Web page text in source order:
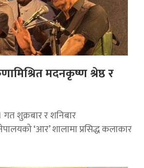
मदनकृष्ण श्रेष्ठ र
शुक्रबार र शनिबार
‘आर’ शालामा प्रसिद्ध कलाकार